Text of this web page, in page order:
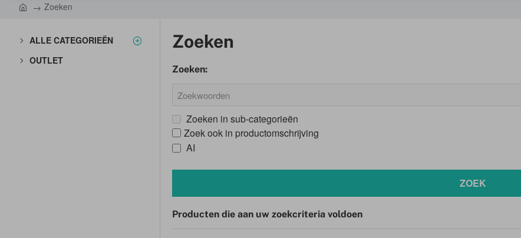
m
Zoeken
ALLE CATEGORIEËN
OUTLET
Zoeken
Zoeken:
Zoeken in sub-categorieën
Zoek ook in productomschrijving
AI
ZOEK
Producten die aan uw zoekcriteria voldoen